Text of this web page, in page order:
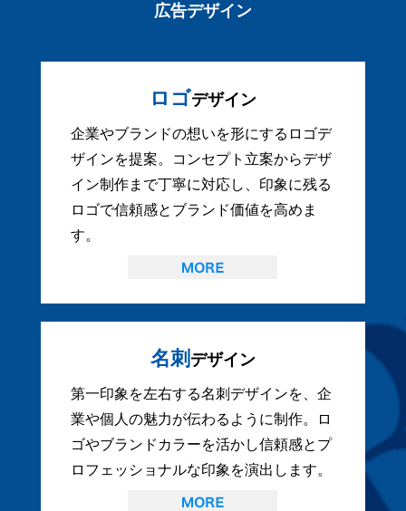
広告デザイン
ロゴデザイン
企業やブランドの想いを形にするロゴデ
ザインを提案。コンセプト立案からデザ
イン制作まで丁寧に対応し、印象に残る
ロゴで信頼感とブランド価値を高めま
す。
名刺 デザイン
第一印象を左右する名刺デザインを、企
業や個人の魅力が伝わるように制作。ロ
ゴやブランドカラーを活かし信頼感とプ
ロフェッショナルな印象を演出します。